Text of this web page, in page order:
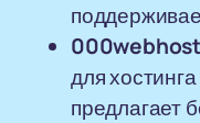
000webhost
для
предлагает